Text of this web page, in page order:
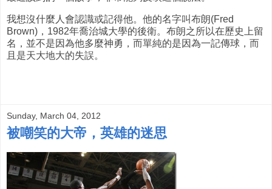
我想沒什麼人會認識或記得他。他的名字叫布朗(Fred
Brown)，1982年喬治城大學的後衛。布朗之所以在歷史上留
名，並不是因為他多麼神勇，而單純的是因為一記傳球，而
且是天大地大的失誤。
Sunday, March 04, 2012
被嘲笑的大帝，英雄的迷思